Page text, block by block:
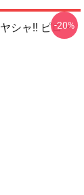
シャ!! ピロー
-20%